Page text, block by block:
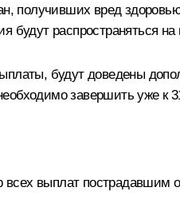
получивших вред
распространяться
будут доведены
завершить уже к
выплат пострадавшим